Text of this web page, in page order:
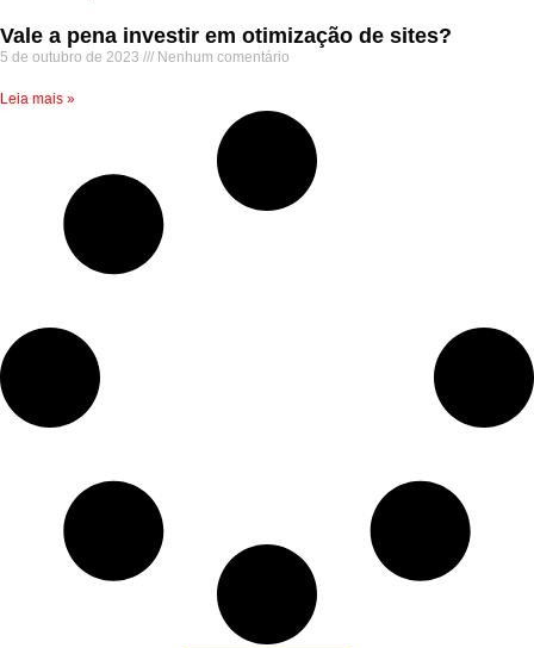
Vale a pena investir em otimização de sites?
5 de outubro de 2023 Nenhum comentário
Leia mais »